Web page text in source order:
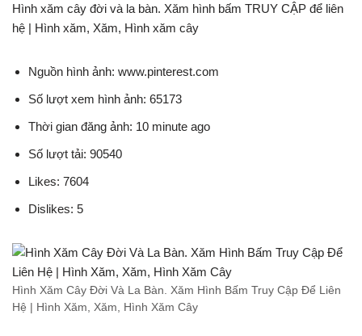
Hình xăm cây đời và la bàn. Xăm hình bấm TRUY CẬP để liên
hệ | Hình xăm, Xăm, Hình xăm cây
Nguồn hình ảnh: www.pinterest.com
Số lượt xem hình ảnh: 65173
Thời gian đăng ảnh: 10 minute ago
Số lượt tải: 90540
Likes: 7604
Dislikes: 5
Hình Xăm Cây Đời Và La Bàn. Xăm Hình Bấm Truy Cập Để Liên
Hệ | Hình Xăm, Xăm, Hình Xăm Cây